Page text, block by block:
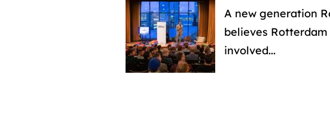
A new generation
believes
involved...